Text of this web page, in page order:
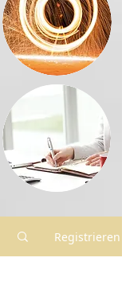
Registrieren